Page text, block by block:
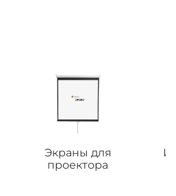
Экраны для
проектора